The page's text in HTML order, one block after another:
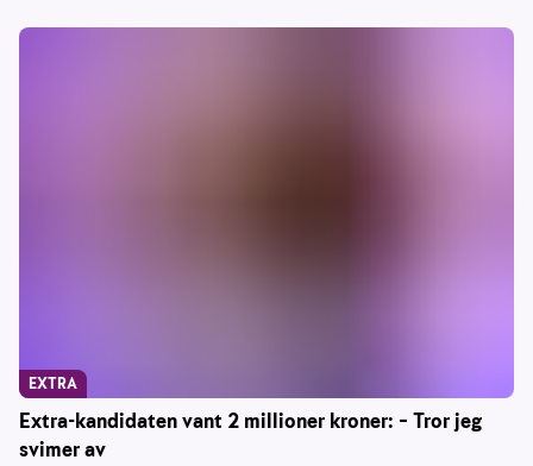
Extra-kandidaten vant 2 millioner kroner: – Tror jeg
svimer av
EXTRA